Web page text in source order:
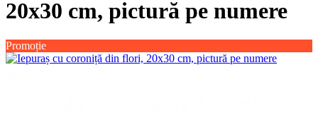
20х30 cm, pictură pe numere
Promoție